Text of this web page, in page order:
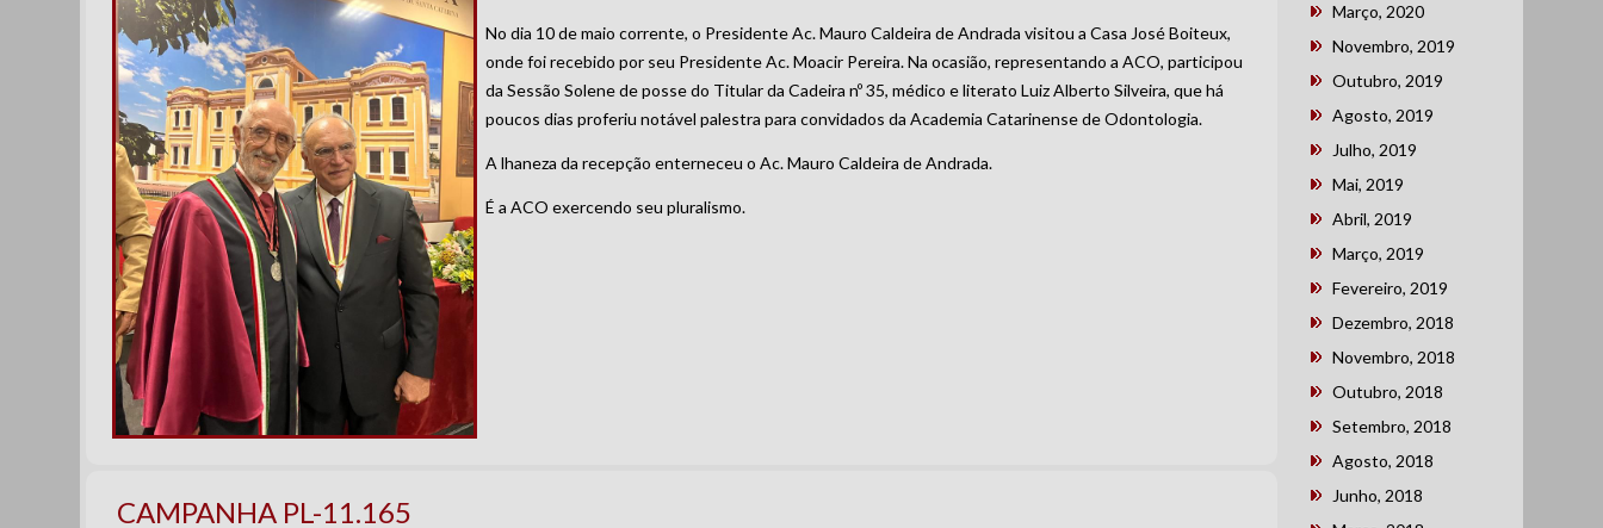
No dia 10 de maio corrente, o Presidente Ac. Mauro Caldeira de Andrada visitou a Casa José Boiteux,
onde foi recebido por seu Presidente Ac. Moacir Pereira. Na ocasião, representando a ACO, participou
da Sessão Solene de posse do Titular da Cadeira nº 35, médico e literato Luiz Alberto Silveira, que há
poucos dias proferiu notável palestra para convidados da Academia Catarinense de Odontologia.
A lhaneza da recepção enterneceu o Ac. Mauro Caldeira de Andrada.
É a ACO exercendo seu pluralismo.
CAMPANHA PL-11.165
Março, 2020
Novembro, 2019
Outubro, 2019
Agosto, 2019
Julho, 2019
Mai, 2019
Abril, 2019
Março, 2019
Fevereiro, 2019
Dezembro, 2018
Novembro, 2018
Outubro, 2018
Setembro, 2018
Agosto, 2018
Junho, 2018